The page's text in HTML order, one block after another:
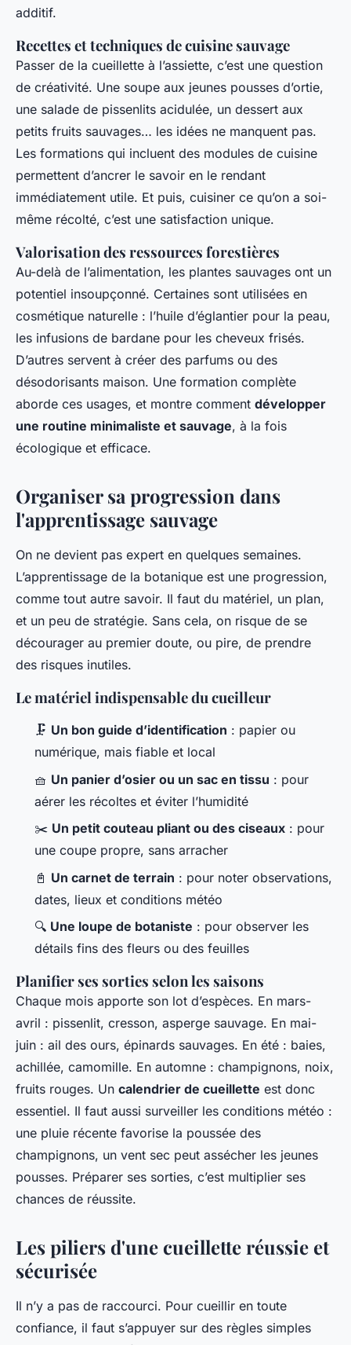
additif.
Recettes et techniques de cuisine sauvage
Passer de la cueillette à l’assiette, c’est une question
de créativité. Une soupe aux jeunes pousses d’ortie,
une salade de pissenlits acidulée, un dessert aux
petits fruits sauvages… les idées ne manquent pas.
Les formations qui incluent des modules de cuisine
permettent d’ancrer le savoir en le rendant
immédiatement utile. Et puis, cuisiner ce qu’on a soi-
même récolté, c’est une satisfaction unique.
Valorisation des ressources forestières
Au-delà de l’alimentation, les plantes sauvages ont un
potentiel insoupçonné. Certaines sont utilisées en
cosmétique naturelle : l’huile d’églantier pour la peau,
les infusions de bardane pour les cheveux frisés.
D’autres servent à créer des parfums ou des
désodorisants maison. Une formation complète
aborde ces usages, et montre comment développer
une routine minimaliste et sauvage, à la fois
écologique et efficace.
Organiser sa progression dans
l'apprentissage sauvage
On ne devient pas expert en quelques semaines.
L’apprentissage de la botanique est une progression,
comme tout autre savoir. Il faut du matériel, un plan,
et un peu de stratégie. Sans cela, on risque de se
décourager au premier doute, ou pire, de prendre
des risques inutiles.
Le matériel indispensable du cueilleur
🗜️ Un bon guide d’identification : papier ou
numérique, mais fiable et local
🧺 Un panier d’osier ou un sac en tissu : pour
aérer les récoltes et éviter l’humidité
✂️ Un petit couteau pliant ou des ciseaux : pour
une coupe propre, sans arracher
📓 Un carnet de terrain : pour noter observations,
dates, lieux et conditions météo
🔍 Une loupe de botaniste : pour observer les
détails fins des fleurs ou des feuilles
Planifier ses sorties selon les saisons
Chaque mois apporte son lot d’espèces. En mars-
avril : pissenlit, cresson, asperge sauvage. En mai-
juin : ail des ours, épinards sauvages. En été : baies,
achillée, camomille. En automne : champignons, noix,
fruits rouges. Un calendrier de cueillette est donc
essentiel. Il faut aussi surveiller les conditions météo :
une pluie récente favorise la poussée des
champignons, un vent sec peut assécher les jeunes
pousses. Préparer ses sorties, c’est multiplier ses
chances de réussite.
Les piliers d'une cueillette réussie et
sécurisée
Il n’y a pas de raccourci. Pour cueillir en toute
confiance, il faut s’appuyer sur des règles simples